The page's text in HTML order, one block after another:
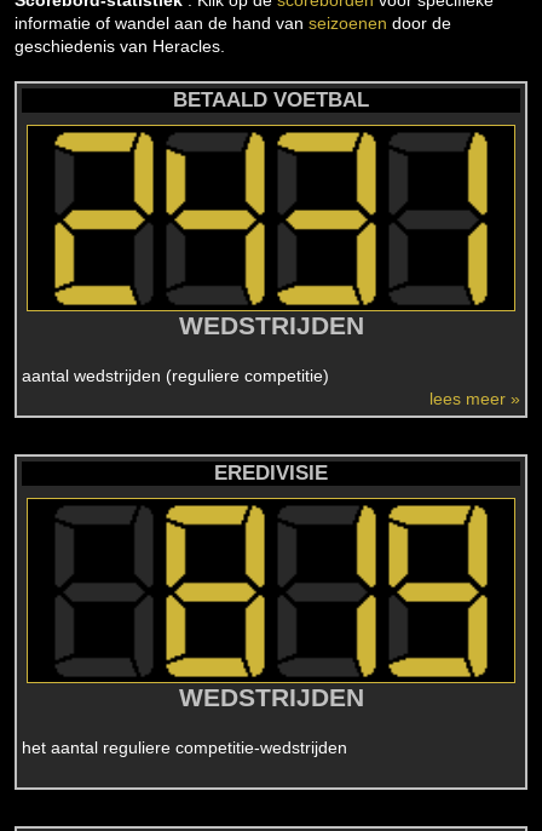
informatie of wandel aan de hand van seizoenen door de
geschiedenis van Heracles.
BETAALD VOETBAL
WEDSTRIJDEN
aantal wedstrijden (reguliere competitie)
lees meer »
EREDIVISIE
WEDSTRIJDEN
het aantal reguliere competitie-wedstrijden